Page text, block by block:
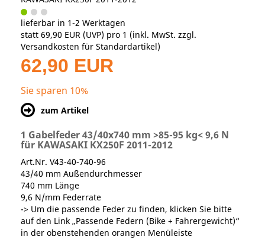
lieferbar in 1-2 Werktagen
statt 69,90 EUR (UVP) pro 1 (inkl. MwSt. zzgl.
Versandkosten für Standardartikel)
62,90 EUR
Sie sparen 10%
zum Artikel
1 Gabelfeder 43/40x740 mm >85-95 kg< 9,6 N
für KAWASAKI KX250F 2011-2012
Art.Nr. V43-40-740-96
43/40 mm Außendurchmesser
740 mm Länge
9,6 N/mm Federrate
-> Um die passende Feder zu finden, klicken Sie bitte
auf den Link „Passende Federn (Bike + Fahrergewicht)“
in der obenstehenden orangen Menüleiste